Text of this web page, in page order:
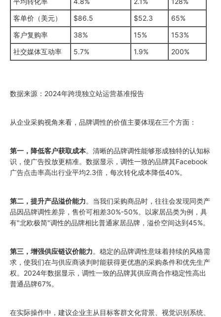
客单价（美元）
$86.5 $52.3
65%
客户复购率
38% 15%
153%
社交媒体互动率
5.7% 1.9% 200%
数据来源：2024年跨境独立站运营基准报告
从企业采购视角来看，品牌调性的价值主要体现在三个方面：
第一，降低客户获取成本。清晰的品牌调性能够形成独特的认知标
识，使广告投放更精准。数据显示，调性一致的品牌其Facebook
广告点击率高出行业平均2.3倍，每次转化成本降低40%。
第二，提升产品溢价能力。当我们采购商品时，往往会发现同类产
品因品牌调性差异，售价可相差30%-50%。以家居品类为例，具
有"北欧极简"调性的品牌相比普通家居品牌，溢价空间达到45%。
第三，增强供应链议价能力。稳定的品牌调性意味着持续的风格需
求，使我们在与供应商谈判时能获得更优惠的采购条件和优先生产
权。2024年数据显示，调性一致的品牌其供应商合作稳定性高出
普通品牌67%。
在实际操作中，建议企业主从目标客群文化背景、视觉识别系统、